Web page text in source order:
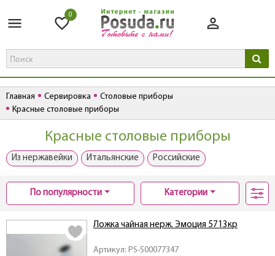
0
Главная Сервировка
Столовые приборы
Красные столовые приборы
Красные столовые приборы
Из нержавейки Итальянские Российские
По популярности Категории
Артикул: PS-500077347
Ложка чайная нерж. Эмоция 5713кр